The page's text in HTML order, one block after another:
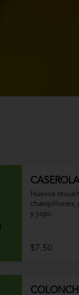
Huevos
champiñones,
y jugo.
$7.50